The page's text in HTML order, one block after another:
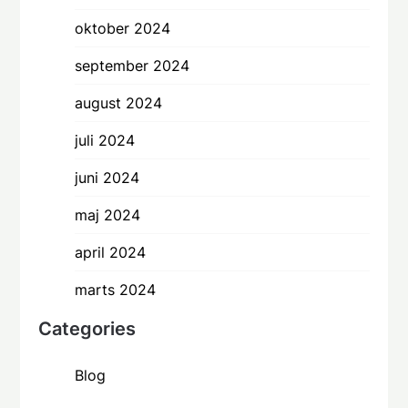
oktober 2024
september 2024
august 2024
juli 2024
juni 2024
maj 2024
april 2024
marts 2024
Categories
Blog